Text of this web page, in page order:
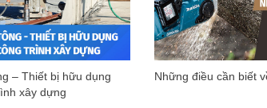
– Thiết bị hữu dụng
xây dựng
Những điều cần biết